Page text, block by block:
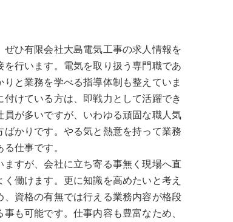
ひ有限会社大島電気工事の求人情報を
行います。電気を取り扱う専門職であ
と業務を学べる指導体制も整えていま
けている方は、即戦力として活躍でき
が多いですが、いわゆる頑固な職人気
かりです。やる気と熱意を持って業務
仕事です。
すが、会社に立ち寄る事無く現場へ直
働けます。更に知識を高めたいと考え
資格の有無では行える業務内容が格段
も可能です。仕事内容も豊富なため、